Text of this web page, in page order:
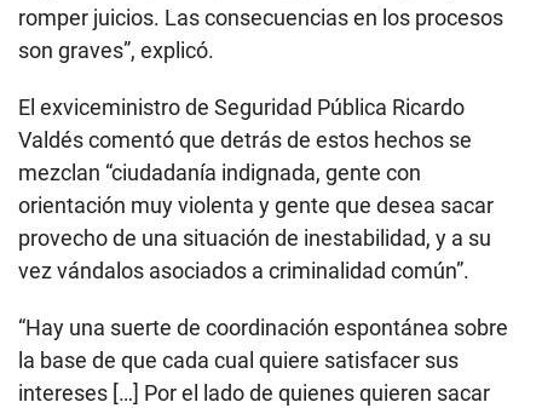
romper juicios. Las consecuencias en los procesos
son graves”, explicó.
El exviceministro de Seguridad Pública Ricardo
Valdés comentó que detrás de estos hechos se
mezclan “ciudadanía indignada, gente con
orientación muy violenta y gente que desea sacar
provecho de una situación de inestabilidad, y a su
vez vándalos asociados a criminalidad común”.
“Hay una suerte de coordinación espontánea sobre
la base de que cada cual quiere satisfacer sus
intereses […] Por el lado de quienes quieren sacar